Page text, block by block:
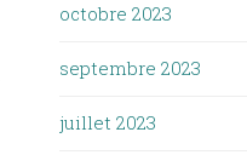
octobre 2023
septembre 2023
juillet 2023